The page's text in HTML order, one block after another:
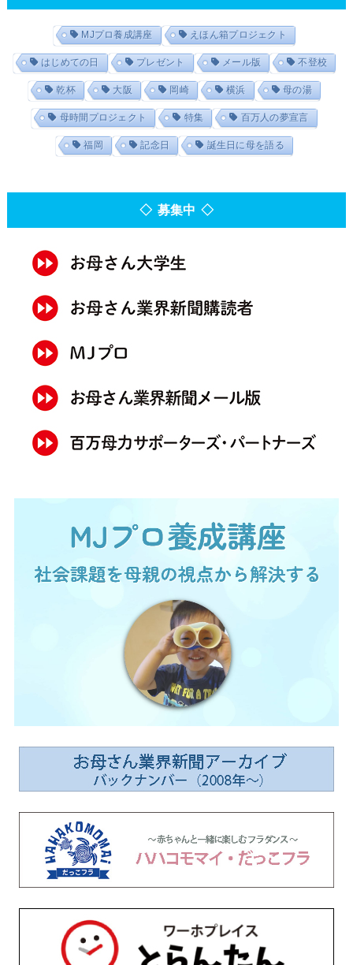
MJプロ養成講座 えほん箱プロジェクト
はじめての日 プレゼント メール版 不登校
乾杯 大阪 岡崎 横浜 母の湯
母時間プロジェクト 特集 百万人の夢宣言
福岡 記念日 誕生日に母を語る
◇ 募集中 ◇